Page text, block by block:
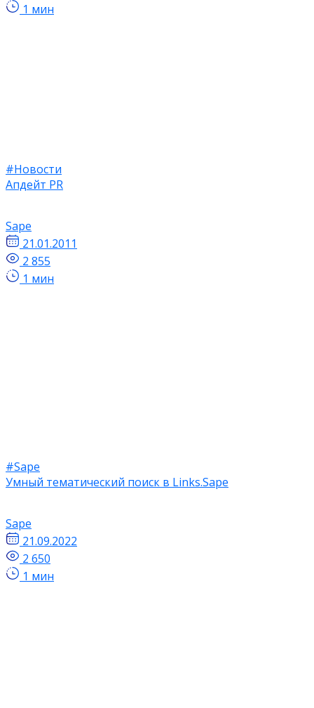
1 мин
#Новости
Апдейт PR
Sape
21.01.2011
2 855
1 мин
#Sape
Умный тематический поиск в Links.Sape
Sape
21.09.2022
2 650
1 мин